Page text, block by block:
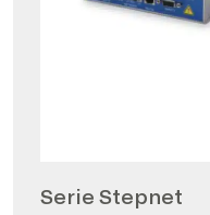
Serie Stepnet